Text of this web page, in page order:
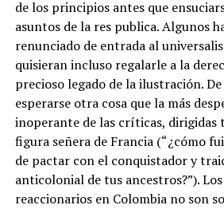
de los principios antes que
asuntos de la res publica. Algunos
renunciado de entrada al
quisieran incluso regalarle a la
precioso legado de la ilustración.
esperarse otra cosa que la más
inoperante de las críticas, dirigidas
figura señera de Francia (“¿cómo
de pactar con el conquistador y
anticolonial de tus ancestros?”). Los
reaccionarios en Colombia no son